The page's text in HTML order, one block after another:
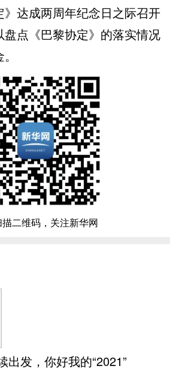
》达成两周年纪念日之际召开
点《巴黎协定》的落实情况
二维码，关注新华网
出发，你好我的“2021”